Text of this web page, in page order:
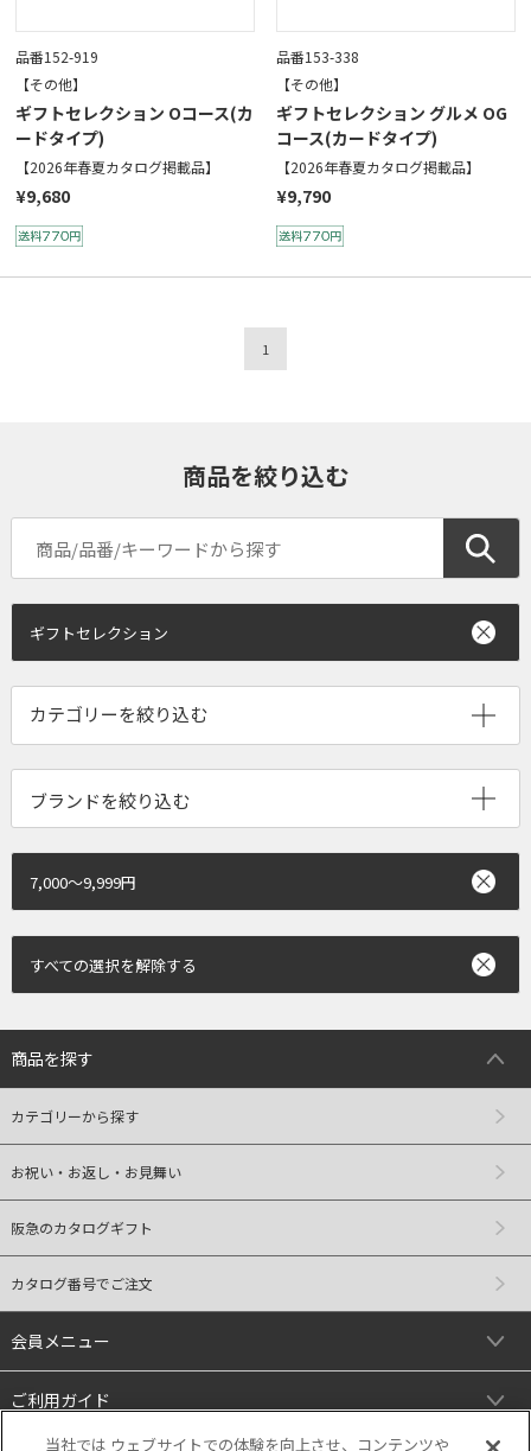
品番152-919
【その他】
ギフトセレクション Oコース(カ
ードタイプ)
【2026年春夏カタログ掲載品】
¥9,680
品番153-338
【その他】
ギフトセレクション グルメ OG
コース(カードタイプ)
【2026年春夏カタログ掲載品】
¥9,790
1
商品を絞り込む
ギフトセレクション
ブランドを絞り込む
7,000～9,999円
すべての選択を解除する
商品を探す
カテゴリーから探す
お祝い・お返し・お見舞い
阪急のカタログギフト
カタログ番号でご注文
会員メニュー
ご利用ガイド
当社では ウェブサイトでの体験を向上させ、コンテンツや